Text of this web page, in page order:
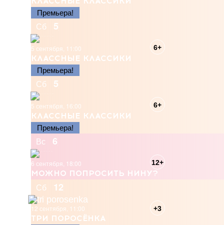
Премьера!
Сб
5
5 сентября, 11:00
КЛАССНЫЕ КЛАССИКИ
6+
Премьера!
Сб
5
5 сентября, 16:00
КЛАССНЫЕ КЛАССИКИ
6+
Премьера!
Вс
6
6 сентября, 18:00
МОЖНО ПОПРОСИТЬ НИНУ?
12+
Сб 12
12 сентября, 11:00
ТРИ ПОРОСЁНКА
+3